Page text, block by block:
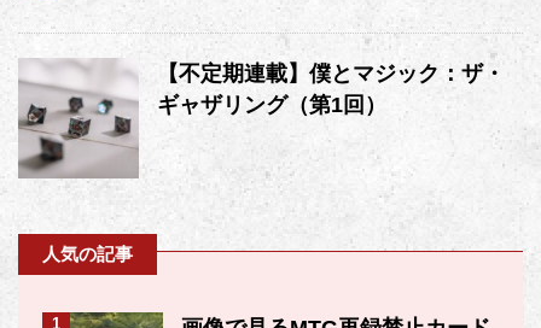
【不定期連載】僕とマジック：ザ・
ギャザリング（第1回）
人気の記事
1